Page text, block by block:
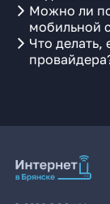
Можно ли
мобильной
Что